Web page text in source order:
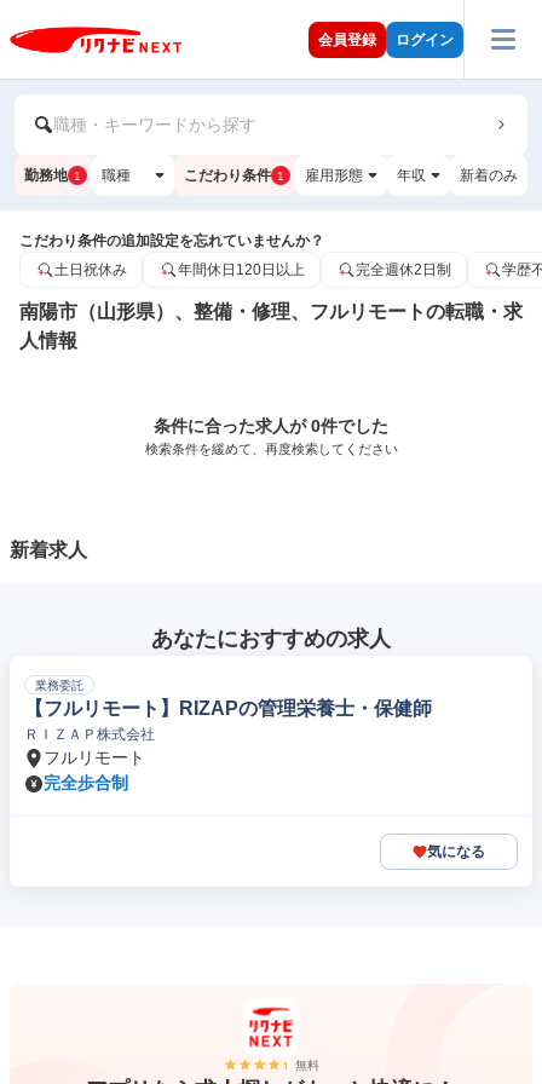
会員登録 ログイン
職種・キーワードから探す
勤務地 1 職種 こだわり条件 1 雇用形態 年収 新着のみ
こだわり条件の追加設定を忘れていませんか？
土日祝休み
年間休日120日以上 完全週休2日制 学歴
南陽市（山形県）、整備・修理、フルリモートの転職・求
人情報
条件に合った求人が 0件でした
検索条件を緩めて、再度検索してください
新着求人
あなたにおすすめの求人
業務委託
【フルリモート】RIZAPの管理栄養士・保健師
ＲＩＺＡＰ株式会社
フルリモート
完全歩合制
気になる
無料